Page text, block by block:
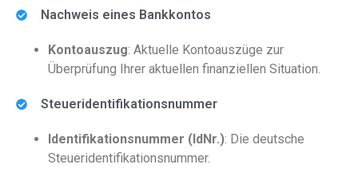
Nachweis eines Bankkontos
Kontoauszug: Aktuelle Kontoauszüge zur
Überprüfung Ihrer aktuellen finanziellen Situation.
Steueridentifikationsnummer
Identifikationsnummer (IdNr.): Die deutsche
Steueridentifikationsnummer.